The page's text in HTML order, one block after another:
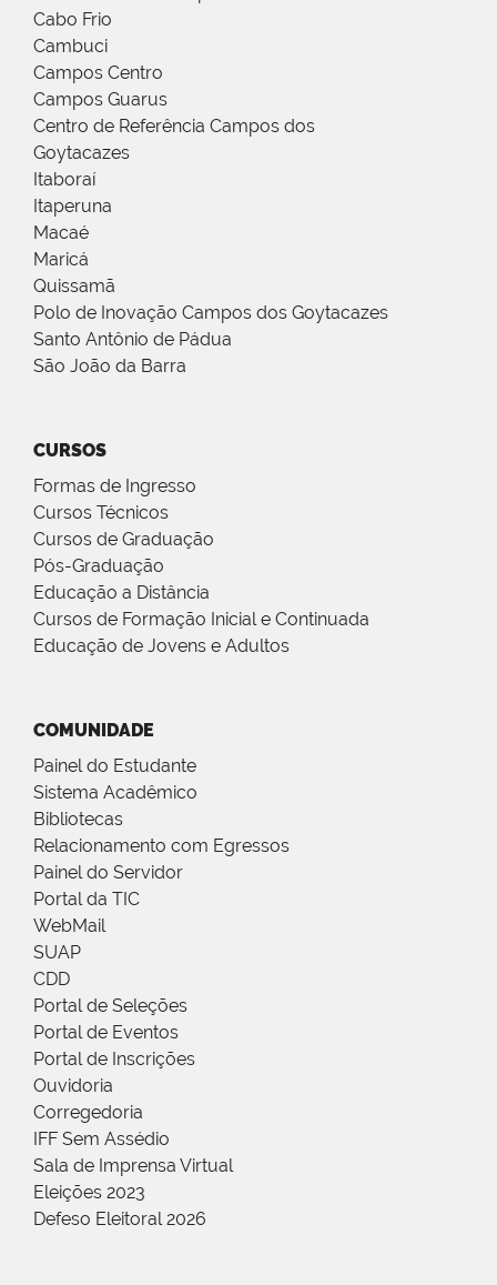
Cabo Frio
Cambuci
Campos Centro
Campos Guarus
Centro de Referência Campos dos
Goytacazes
Itaboraí
Itaperuna
Macaé
Maricá
Quissamã
Polo de Inovação Campos dos Goytacazes
Santo Antônio de Pádua
São João da Barra
CURSOS
Formas de Ingresso
Cursos Técnicos
Cursos de Graduação
Pós-Graduação
Educação a Distância
Cursos de Formação Inicial e Continuada
Educação de Jovens e Adultos
COMUNIDADE
Painel do Estudante
Sistema Acadêmico
Bibliotecas
Relacionamento com Egressos
Painel do Servidor
Portal da TIC
WebMail
SUAP
CDD
Portal de Seleções
Portal de Eventos
Portal de Inscrições
Ouvidoria
Corregedoria
IFF Sem Assédio
Sala de Imprensa Virtual
Eleições 2023
Defeso Eleitoral 2026